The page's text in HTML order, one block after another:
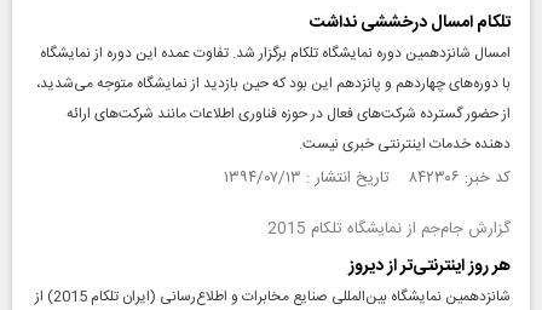
تلکام امسال درخششی نداشت
امسال شانزدهمین دوره نمایشگاه تلکام برگزار شد. تفاوت عمده این دوره از نمایشگاه
با دوره‌های چهاردهم و پانزدهم این بود که حین بازدید از نمایشگاه متوجه می‌شدید،
از حضور گسترده شرکت‌های فعال در حوزه فناوری اطلاعات مانند شرکت‌های ارائه
دهنده خدمات اینترنتی خبری نیست.
کد خبر: ۸۴۲۳۰۶ تاریخ انتشار : ۱۳۹۴/۰۷/۱۳
گزارش جام‌جم از نمایشگاه تلکام 2015
هر روز اینترنتی‌تر از دیروز
شانزدهمین نمایشگاه بین‌المللی صنایع مخابرات و اطلاع‌رسانی (ایران تلکام 2015) از